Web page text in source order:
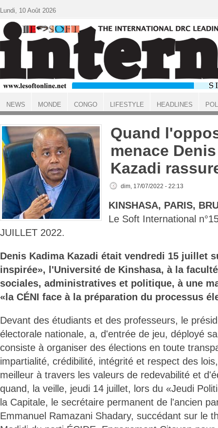
ACCUEIL
Quand
menace
Kazadi
dim, 17/07/2022 - 22:13
KINSHASA, PARIS,
Le Soft International
JUILLET 2022.
Denis Kadima Kazadi était vendredi 15 juillet
inspirée», l'Université de Kinshasa, à la
sociales, administratives et politique, à une
«la CÉNI face à la préparation du processus
Devant des étudiants et des professeurs, le
électorale nationale, a, d'entrée de jeu, déployé
consiste à organiser des élections en toute
impartialité, crédibilité, intégrité et respect des
meilleur à travers les valeurs de redevabilité et
quand, la veille, jeudi 14 juillet, lors du «Jeudi
la Capitale, le secrétaire permanent de l'ancien
Emmanuel Ramazani Shadary, succédant sur le
Lundi, 10 Août 2026
NEWS MONDE CONGO LIFESTYLE HEADLINES